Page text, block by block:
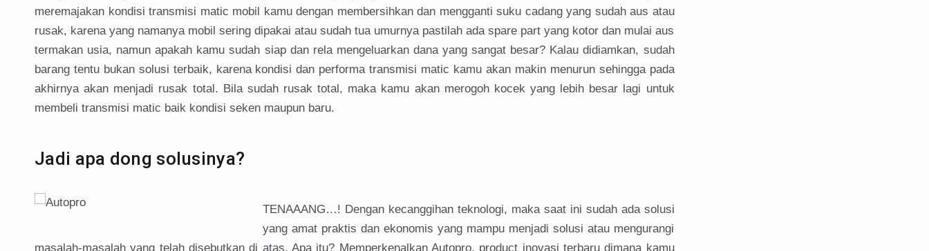
meremajakan kondisi transmisi matic mobil kamu dengan membersihkan dan mengganti suku cadang yang sudah aus atau
rusak, karena yang namanya mobil sering dipakai atau sudah tua umurnya pastilah ada spare part yang kotor dan mulai aus
termakan usia, namun apakah kamu sudah siap dan rela mengeluarkan dana yang sangat besar? Kalau didiamkan, sudah
barang tentu bukan solusi terbaik, karena kondisi dan performa transmisi matic kamu akan makin menurun sehingga pada
akhirnya akan menjadi rusak total. Bila sudah rusak total, maka kamu akan merogoh kocek yang lebih besar lagi untuk
membeli transmisi matic baik kondisi seken maupun baru.
Jadi apa dong solusinya?
TENAAANG…! Dengan kecanggihan teknologi, maka saat ini sudah ada solusi
yang amat praktis dan ekonomis yang mampu menjadi solusi atau mengurangi
masalah-masalah yang telah disebutkan di atas. Apa itu? Memperkenalkan Autopro, product inovasi terbaru dimana kamu